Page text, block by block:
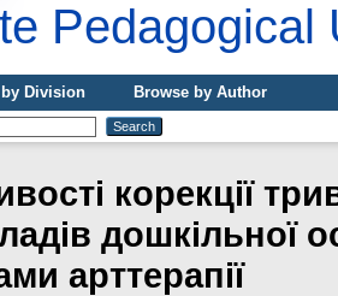
Pedagogical
by Division
Browse by Author
корекції
дошкільної
арттерапії